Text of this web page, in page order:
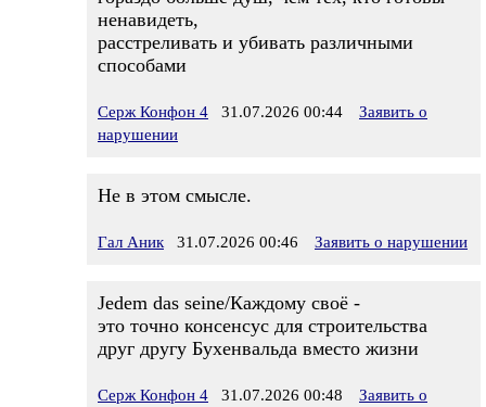
ненавидеть,
расстреливать и убивать различными
способами
Серж Конфон 4 31.07.2026 00:44
Заявить о
нарушении
Не в этом смысле.
Гал Аник 31.07.2026 00:46 Заявить о нарушении
Jedem das seine/Каждому своё -
это точно консенсус для строительства
друг другу Бухенвальда вместо жизни
Серж Конфон 4 31.07.2026 00:48
Заявить о